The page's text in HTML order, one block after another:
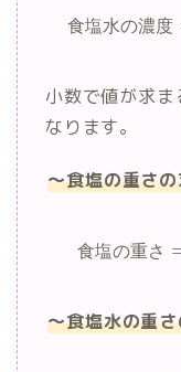
食塩水
の重
さ
12g
食塩
200
食塩水の濃度
小数で値が求ま
なります。
～食塩の重さ
食塩の重さ
～食塩水の重